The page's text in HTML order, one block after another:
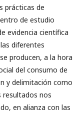
prácticas de
de estudio
evidencia científica
diferentes
producen, a la hora
del consumo de
y delimitación como
resultados nos
en alianza con las